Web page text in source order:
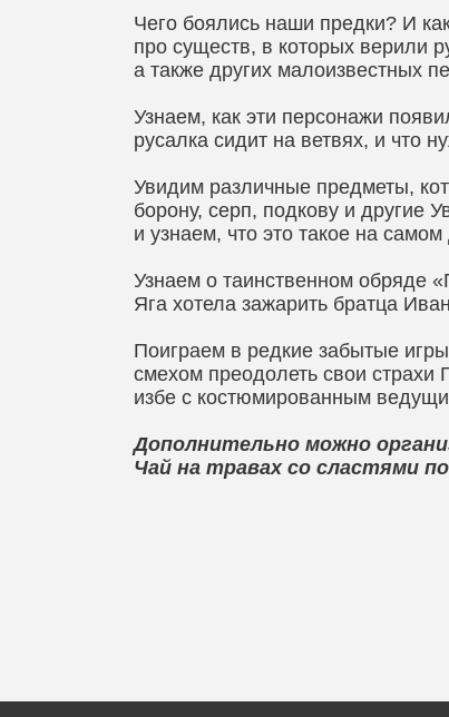
Чего боялись наши предки? И
про существ, в которых верили
а также других малоизвестных
Узнаем, как эти персонажи
русалка сидит на ветвях, и что
Увидим различные предметы,
борону, серп, подкову и другие
и узнаем, что это такое на
Узнаем о таинственном обряде
Яга хотела зажарить братца
Поиграем в редкие забытые
смехом преодолеть свои страхи
избе с костюмированным
Дополнительно можно
Чай на травах со сластями